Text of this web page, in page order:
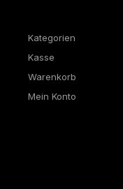
Kategorien
Kasse
Warenkorb
Mein Konto